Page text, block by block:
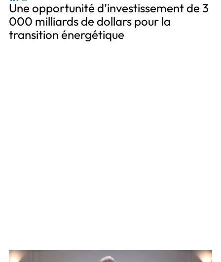
Une opportunité d’investissement de 3
000 milliards de dollars pour la
transition énergétique